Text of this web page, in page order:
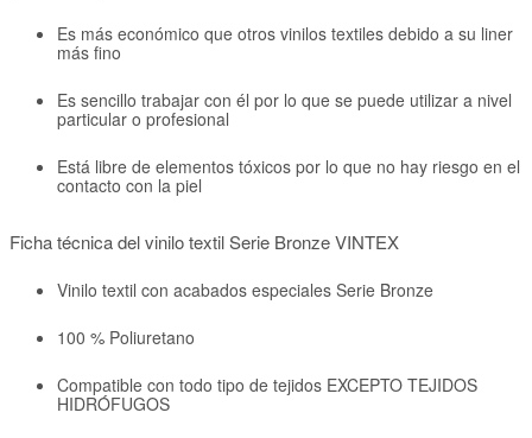
Es más económico que otros vinilos textiles debido a su liner
más fino
Es sencillo trabajar con él por lo que se puede utilizar a nivel
particular o profesional
Está libre de elementos tóxicos por lo que no hay riesgo en el
contacto con la piel
Ficha técnica del vinilo textil Serie Bronze VINTEX
Vinilo textil con acabados especiales Serie Bronze
100 % Poliuretano
Compatible con todo tipo de tejidos EXCEPTO TEJIDOS
HIDRÓFUGOS